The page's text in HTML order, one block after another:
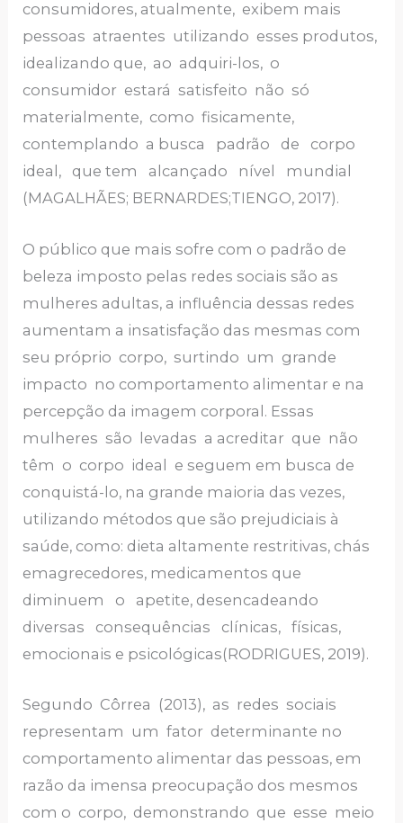
consumidores, atualmente, exibem mais
pessoas atraentes utilizando esses produtos,
idealizando que, ao adquiri-los, o
consumidor estará satisfeito não só
materialmente, como fisicamente,
contemplando a busca padrão de corpo
ideal, que tem alcançado nível mundial
(MAGALHÃES; BERNARDES;TIENGO, 2017).
O público que mais sofre com o padrão de
beleza imposto pelas redes sociais são as
mulheres adultas, a influência dessas redes
aumentam a insatisfação das mesmas com
seu próprio corpo, surtindo um grande
impacto no comportamento alimentar e na
percepção da imagem corporal. Essas
mulheres são levadas a acreditar que não
têm o corpo ideal e seguem em busca de
conquistá-lo, na grande maioria das vezes,
utilizando métodos que são prejudiciais à
saúde, como: dieta altamente restritivas, chás
emagrecedores, medicamentos que
diminuem o apetite, desencadeando
diversas consequências clínicas, físicas,
emocionais e psicológicas(RODRIGUES, 2019).
Segundo Côrrea (2013), as redes sociais
representam um fator determinante no
comportamento alimentar das pessoas, em
razão da imensa preocupação dos mesmos
com o corpo, demonstrando que esse meio